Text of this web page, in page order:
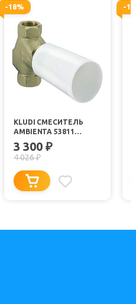
-18%
KLUDI СМЕСИТЕЛЬ
AMBIENTA 53811
СКРЫТАЯ ЧАСТЬ
3 300 ₽
4 026₽
-